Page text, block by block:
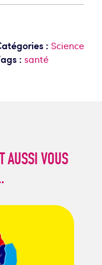
: Science
: santé
AUSSI VOUS